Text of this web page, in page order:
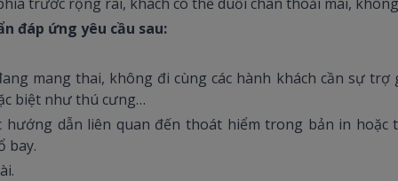
đáp ứng yêu cầu sau:
mang thai, không đi cùng các hành khách cần sự
biệt như thú cưng…
hướng dẫn liên quan đến thoát hiểm trong bản in
bay.